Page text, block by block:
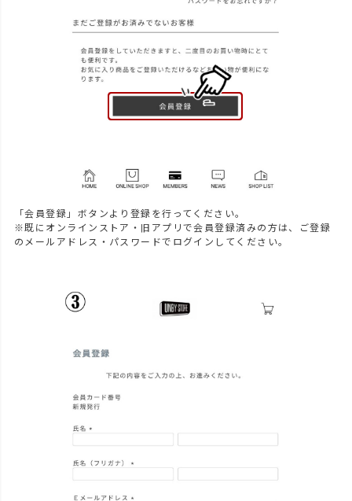
「会員登録」ボタンより登録を行ってください。
※既にオンラインストア・旧アプリで会員登録済みの方は、ご登録
のメールアドレス・パスワードでログインしてください。